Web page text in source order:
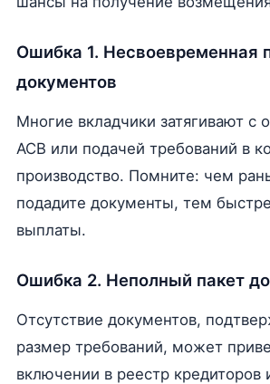
Ошибка 1. Несвоевременная
документов
Многие вкладчики затягивают с
АСВ или подачей требований в
производство. Помните: чем
подадите документы, тем
выплаты.
Ошибка 2. Неполный пакет
Отсутствие документов,
размер требований, может
включении в реестр